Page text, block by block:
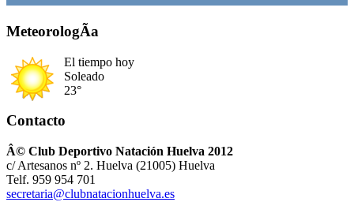
MeteorologÃ­a
El tiempo hoy
Soleado
23°
Contacto
Â© Club Deportivo Natación Huelva 2012
c/ Artesanos nº 2. Huelva (21005) Huelva
Telf. 959 954 701
secretaria@clubnatacionhuelva.es